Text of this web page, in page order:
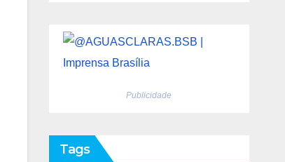
Publicidade
Tags